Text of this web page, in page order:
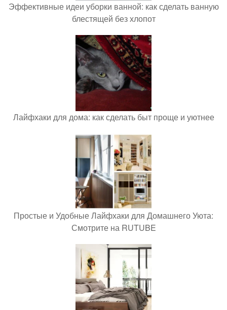
Эффективные идеи уборки ванной: как сделать ванную
блестящей без хлопот
Лайфхаки для дома: как сделать быт проще и уютнее
Простые и Удобные Лайфхаки для Домашнего Уюта:
Смотрите на RUTUBE